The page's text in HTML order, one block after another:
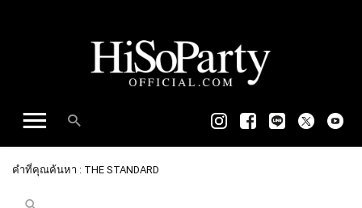
คำที่คุณค้นหา : THE STANDARD